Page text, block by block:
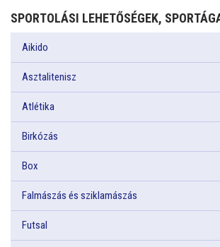
SPORTOLÁSI LEHETŐSÉGEK,
Aikido
Asztalitenisz
Atlétika
Birkózás
Box
Falmászás és sziklamászás
Futsal